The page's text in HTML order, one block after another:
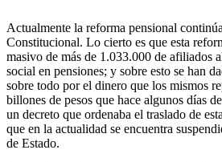
Actualmente la reforma pensional
Constitucional. Lo cierto es que esta
masivo de más de 1.033.000 de afiliados
social en pensiones; y sobre esto se han
sobre todo por el dinero que los mismos
billones de pesos que hace algunos días
un decreto que ordenaba el traslado de
que en la actualidad se encuentra
de Estado.